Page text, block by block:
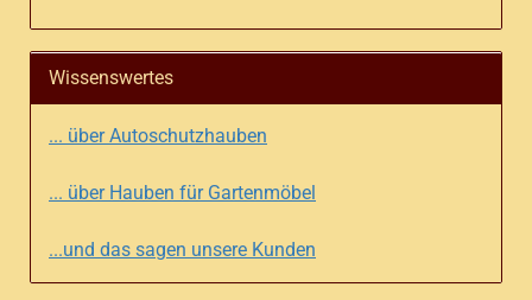
Wissenswertes
... über Autoschutzhauben
... über Hauben für Gartenmöbel
...und das sagen unsere Kunden